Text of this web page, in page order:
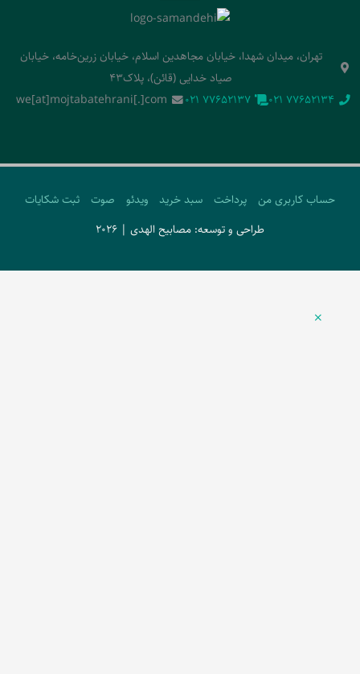
تهران، میدان شهدا، خیابان مجاهدین اسلام، خیابان زرین‌خامه، خیابان
صیاد خدایی (قائن)، پلاک43
‭021 77652134‬
‭021 77652137‬
we[at]mojtabatehrani[.]com
حساب کاربری من پرداخت سبد خرید ویدئو صوت
ثبت شکایات
طراحی و توسعه: مصابیح الهدی | 2026